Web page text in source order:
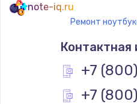
note-iq.ru
Ремонт
+7
+7